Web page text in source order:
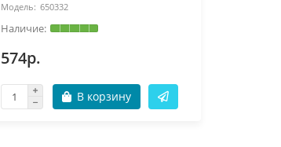
650332
574р.
В корзину